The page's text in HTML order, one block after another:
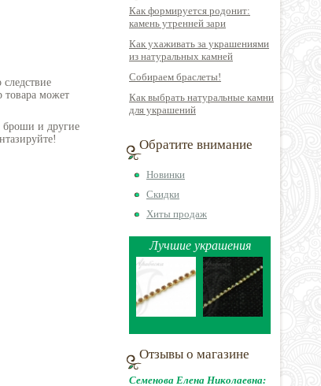
товара может
броши и другие
Как формируется родонит:
камень утренней зари
Как ухаживать за украшениями
из натуральных камней
Собираем браслеты!
Как выбрать натуральные камни
для украшений
Обратите внимание
Новинки
Скидки
Хиты продаж
Лучшие украшения
Отзывы о магазине
Семенова Елена Николаевна: